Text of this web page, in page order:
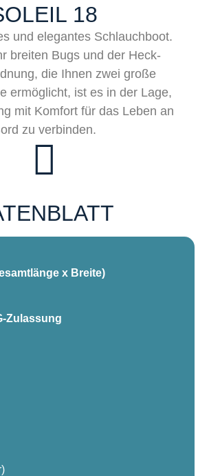
18
und elegantes Schlauchboot.
breiten Bugs und der Heck-
die Ihnen zwei große
ermöglicht, ist es in der Lage,
mit Komfort für das Leben an
zu verbinden.
x Breite)
Zulassung